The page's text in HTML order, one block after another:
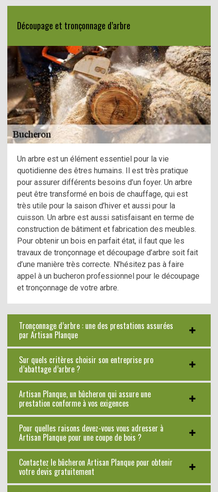
Découpage et tronçonnage d’arbre
Un arbre est un élément essentiel pour la vie
quotidienne des êtres humains. Il est très pratique
pour assurer différents besoins d’un foyer. Un arbre
peut être transformé en bois de chauffage, qui est
très utile pour la saison d’hiver et aussi pour la
cuisson. Un arbre est aussi satisfaisant en terme de
construction de bâtiment et fabrication des meubles.
Pour obtenir un bois en parfait état, il faut que les
travaux de tronçonnage et découpage d’arbre soit fait
d’une manière très correcte. N’hésitez pas à faire
appel à un bucheron professionnel pour le découpage
et tronçonnage de votre arbre.
Tronçonnage d’arbre : une des prestations assurées
par Artisan Planque
Sur quels critères choisir son entreprise pro
d’abattage d’arbre ?
Artisan Planque, un bûcheron qui assure une
prestation conforme à vos exigences
Pour quelles raisons devez-vous vous adresser à
Artisan Planque pour une coupe de bois ?
Contactez le bûcheron Artisan Planque pour obtenir
votre devis gratuitement